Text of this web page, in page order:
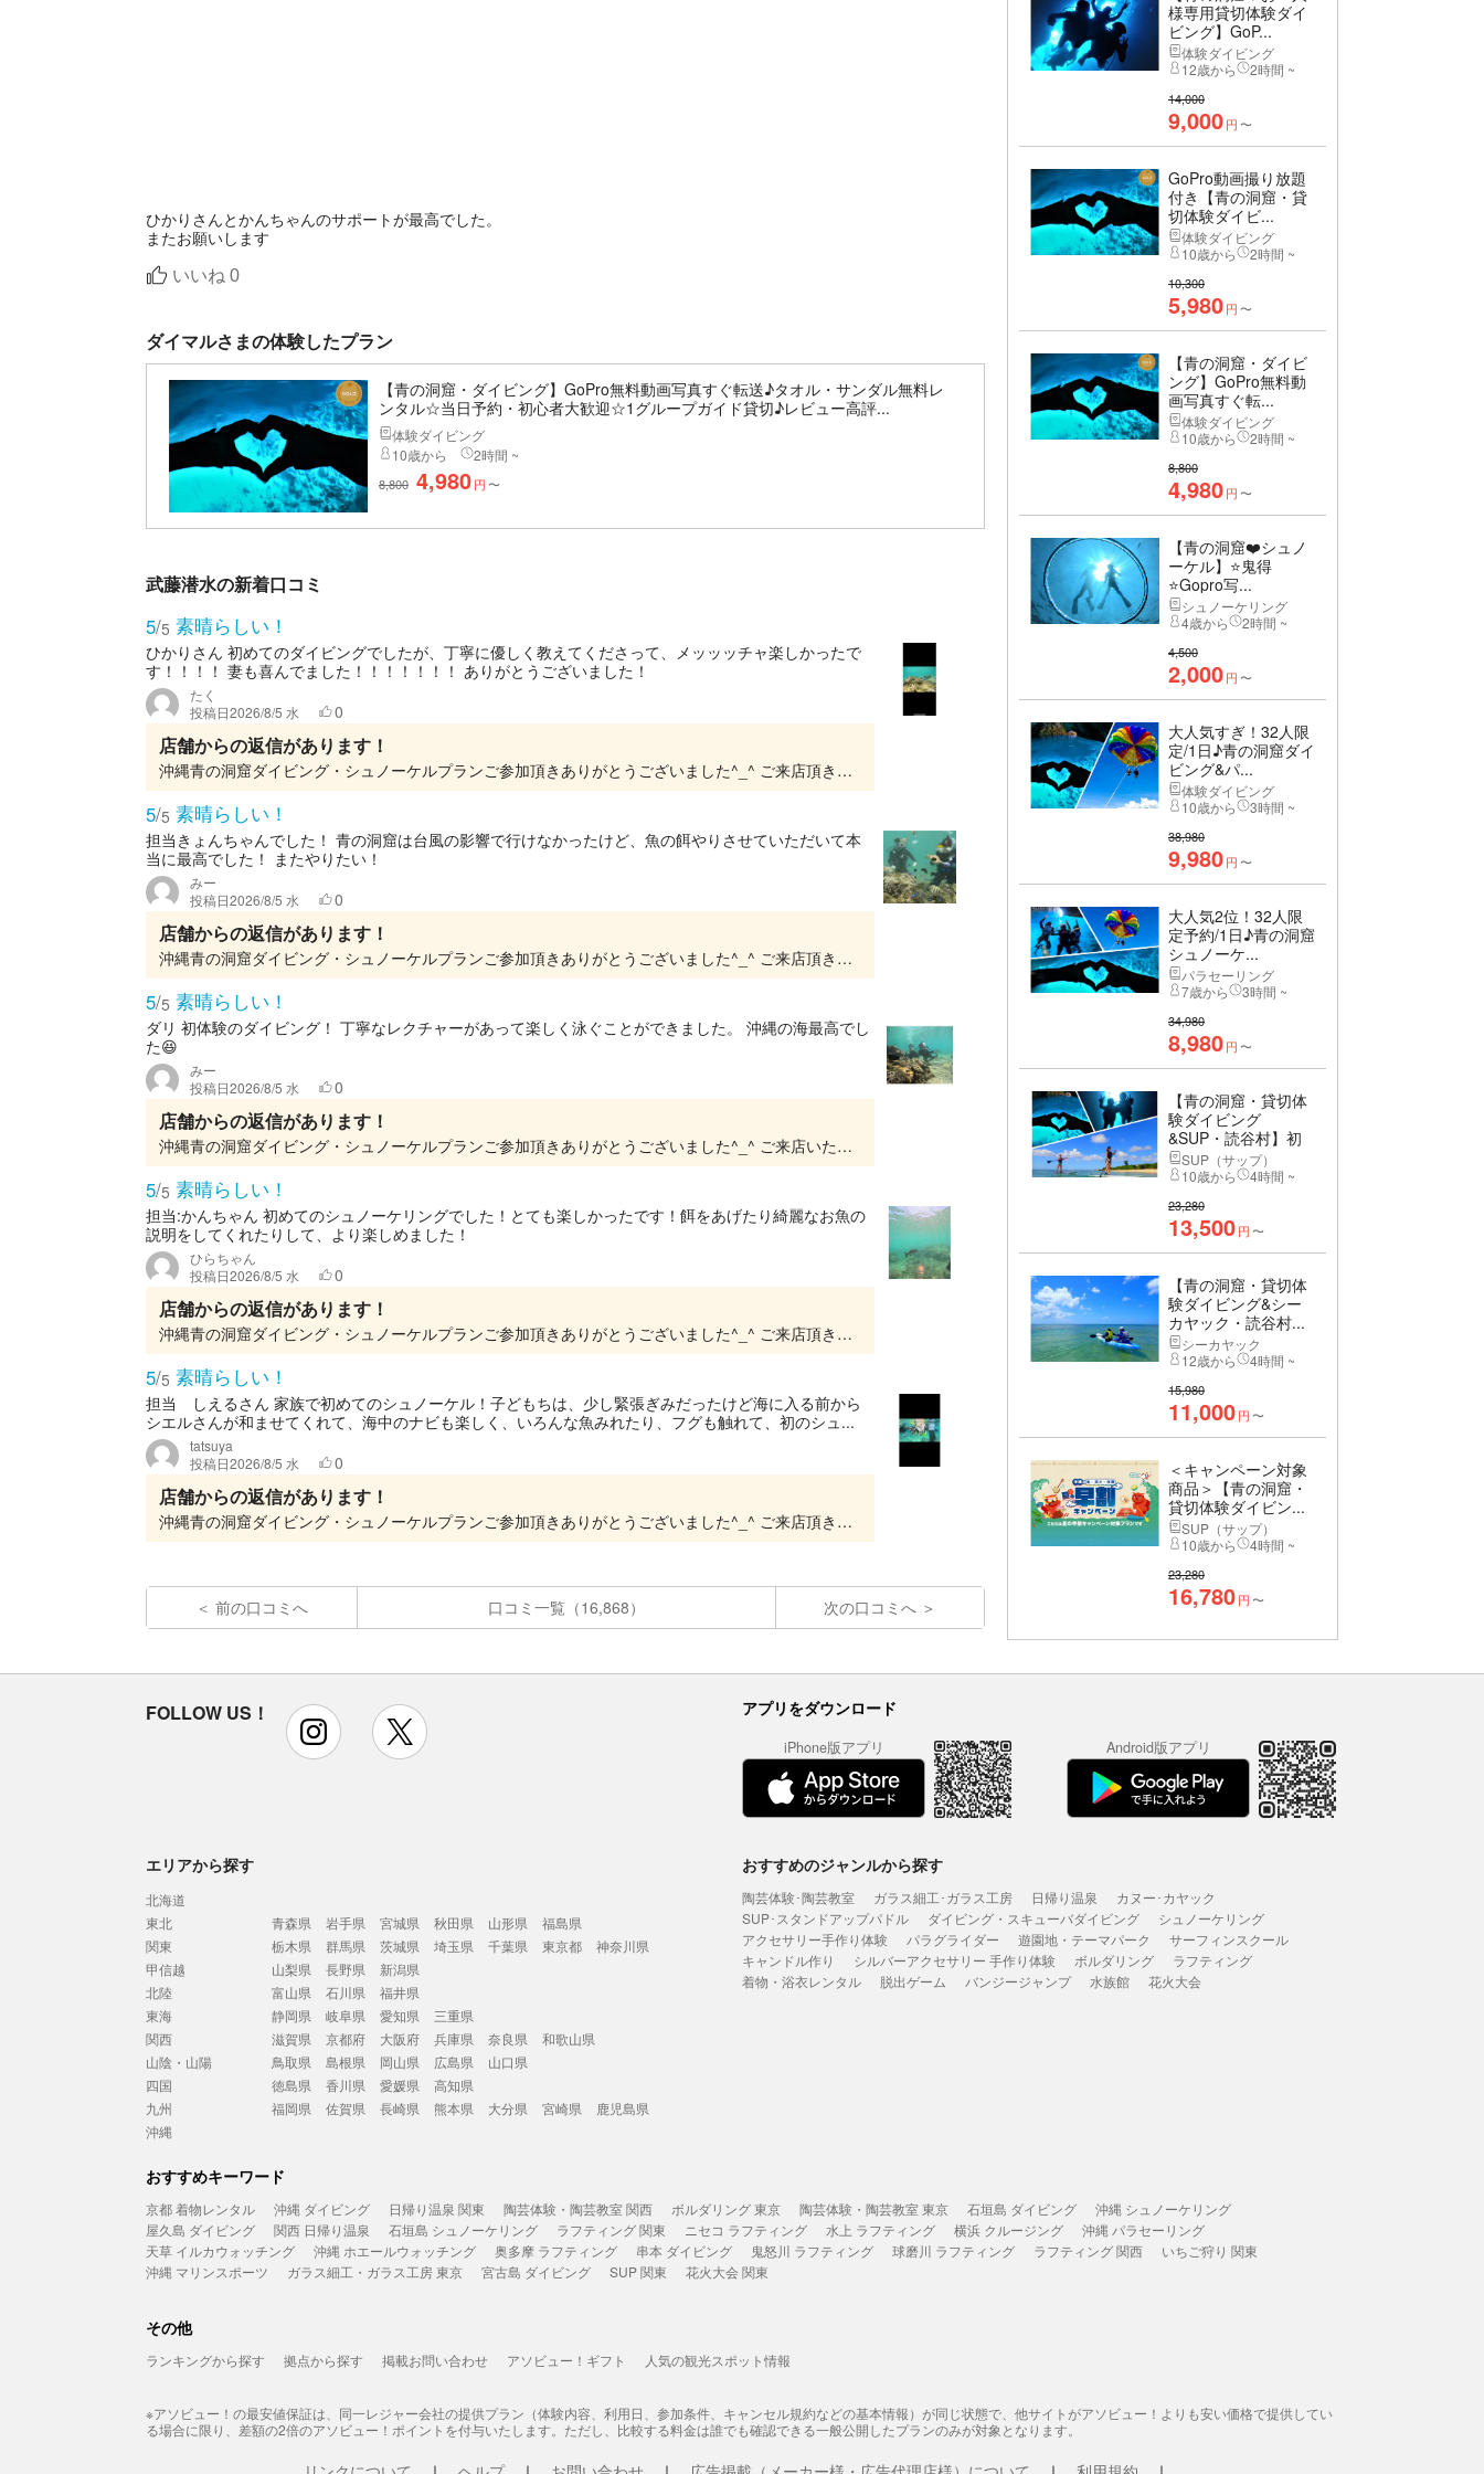
ひかりさんとかんちゃんのサポートが最高でした。
またお願いします
いいね 0
ダイマルさまの体験したプラン
【青の洞窟・ダイビング】GoPro無料動画写真すぐ転送♪タオル・サンダル無料レ
ンタル☆当日予約・初心者大歓迎☆1グループガイド貸切♪レビュー高評...
体験ダイビング
10歳から
2時間 ~
8,800 4,980円 〜
武藤潜水の新着口コミ
5/5 素晴らしい！
ひかりさん 初めてのダイビングでしたが、丁寧に優しく教えてくださって、メッッッチャ楽しかったで
す！！！！ 妻も喜んでました！！！！！！！ ありがとうございました！
たく
投稿日2026/8/5 水 0
店舗からの返信があります！
沖縄青の洞窟ダイビング・シュノーケルプランご参加頂きありがとうございました^_^ ご来店頂きありがとうございました^_^ 楽しんで頂けて良かったです(^^) また沖縄の綺麗な魚...
5/5 素晴らしい！
担当きょんちゃんでした！ 青の洞窟は台風の影響で行けなかったけど、魚の餌やりさせていただいて本
当に最高でした！ またやりたい！
みー
投稿日2026/8/5 水 0
店舗からの返信があります！
沖縄青の洞窟ダイビング・シュノーケルプランご参加頂きありがとうございました^_^ ご来店頂きありがとうございました^_^ 楽しんで頂けて良かったです♪ またのご来店お待ちしており...
5/5 素晴らしい！
ダリ 初体験のダイビング！ 丁寧なレクチャーがあって楽しく泳ぐことができました。 沖縄の海最高でし
た😆
みー
投稿日2026/8/5 水 0
店舗からの返信があります！
沖縄青の洞窟ダイビング・シュノーケルプランご参加頂きありがとうございました^_^ ご来店いただきありがとうございます とてもお上手に泳いでいましたね^_^ 楽しんで頂けてよかったで...
5/5 素晴らしい！
担当:かんちゃん 初めてのシュノーケリングでした！とても楽しかったです！餌をあげたり綺麗なお魚の
説明をしてくれたりして、より楽しめました！
ひらちゃん
投稿日2026/8/5 水 0
店舗からの返信があります！
沖縄青の洞窟ダイビング・シュノーケルプランご参加頂きありがとうございました^_^ ご来店頂きありがとうございました😊 楽しんで頂けて良かったです(^^) また沖縄の綺麗な魚た...
5/5 素晴らしい！
担当 しえるさん 家族で初めてのシュノーケル！子どもちは、少し緊張ぎみだったけど海に入る前から
シエルさんが和ませてくれて、海中のナビも楽しく、いろんな魚みれたり、フグも触れて、初のシュ...
tatsuya
投稿日2026/8/5 水 0
店舗からの返信があります！
沖縄青の洞窟ダイビング・シュノーケルプランご参加頂きありがとうございました^_^ ご来店頂きありがとうございました^_^ 楽しんで頂けて良かったです(^^) 次は洞窟リベンジお待...
前の口コミへ 口コミ一覧（16,868） 次の口コミへ
様専用貸切体験ダイ
ビング】GoP...
体験ダイビング
12歳から
2時間 ~
14,000
9,000円 〜
GoPro動画撮り放題
付き【青の洞窟・貸
切体験ダイビ...
体験ダイビング
10歳から
2時間 ~
10,300
5,980円 〜
【青の洞窟・ダイビ
ング】GoPro無料動
画写真すぐ転...
体験ダイビング
10歳から
2時間 ~
8,800
4,980円 〜
【青の洞窟❤️シュノ
ーケル】⭐️鬼得
⭐️Gopro写...
シュノーケリング
4歳から
2時間 ~
4,500
2,000円 〜
大人気すぎ！32人限
定/1日♪青の洞窟ダイ
ビング&パ...
体験ダイビング
10歳から
3時間 ~
38,980
9,980円 〜
大人気2位！32人限
定予約/1日♪青の洞窟
シュノーケ...
パラセーリング
7歳から
3時間 ~
34,980
8,980円 〜
【青の洞窟・貸切体
験ダイビング
&SUP・読谷村】初
心...SUP（サップ）
10歳から
4時間 ~
23,280
13,500円 〜
【青の洞窟・貸切体
験ダイビング&シー
カヤック・読谷村...
シーカヤック
12歳から
4時間 ~
15,980
11,000円 〜
＜キャンペーン対象
商品＞【青の洞窟・
貸切体験ダイビン...
SUP（サップ）
10歳から
4時間 ~
23,280
16,780円 〜
FOLLOW US！ instagram アプリをダウンロード
iPhone版アプリ Android版アプリ
エリアから探す
北海道
東北
青森県 岩手県 宮城県 秋田県 山形県
福島県
関東
栃木県 群馬県 茨城県 埼玉県 千葉県 東京都
神奈川県
甲信越
山梨県 長野県
新潟県
北陸
富山県 石川県
福井県
東海
静岡県 岐阜県 愛知県
三重県
関西
滋賀県 京都府 大阪府 兵庫県 奈良県
和歌山県
山陰・山陽
鳥取県 島根県 岡山県 広島県
山口県
四国
徳島県 香川県 愛媛県
高知県
九州
福岡県 佐賀県 長崎県 熊本県 大分県 宮崎県
鹿児島県
沖縄
おすすめのジャンルから探す
陶芸体験･陶芸教室 ガラス細工･ガラス工房 日帰り温泉
カヌー･カヤック
SUP･スタンドアップパドル
ダイビング・スキューバダイビング
シュノーケリング
アクセサリー手作り体験
パラグライダー 遊園地・テーマパーク
サーフィンスクール
キャンドル作り
シルバーアクセサリー 手作り体験 ボルダリング
ラフティング
着物・浴衣レンタル
脱出ゲーム バンジージャンプ 水族館 花火大会
おすすめキーワード
京都 着物レンタル 沖縄 ダイビング 日帰り温泉 関東 陶芸体験・陶芸教室 関西 ボルダリング 東京 陶芸体験・陶芸教室 東京 石垣島 ダイビング
沖縄 シュノーケリング
屋久島 ダイビング
関西 日帰り温泉 石垣島 シュノーケリング ラフティング 関東 ニセコ ラフティング 水上 ラフティング 横浜 クルージング
沖縄 パラセーリング
天草 イルカウォッチング
沖縄 ホエールウォッチング 奥多摩 ラフティング 串本 ダイビング 鬼怒川 ラフティング 球磨川 ラフティング ラフティング 関西
いちご狩り 関東
沖縄 マリンスポーツ
ガラス細工・ガラス工房 東京 宮古島 ダイビング SUP 関東 花火大会 関東
その他
ランキングから探す 拠点から探す 掲載お問い合わせ アソビュー！ギフト 人気の観光スポット情報
※アソビュー！の最安値保証は、同一レジャー会社の提供プラン（体験内容、利用日、参加条件、キャンセル規約などの基本情報）が同じ状態で、他サイトがアソビュー！よりも安い価格で提供してい
る場合に限り、差額の2倍のアソビュー！ポイントを付与いたします。ただし、比較する料金は誰でも確認できる一般公開したプランのみが対象となります。